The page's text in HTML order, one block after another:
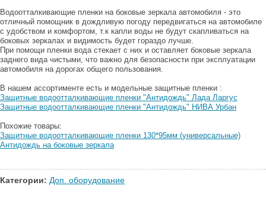
Водоотталкивающие пленки на боковые зеркала автомобиля - это
отличный помощник в дождливую погоду передвигаться на автомобиле
с удобством и комфортом, т.к капли воды не будут скапливаться на
боковых зеркалах и видимость будет гораздо лучше.
При помощи пленки вода стекает с них и оставляет боковые зеркала
заднего вида чистыми, что важно для безопасности при эксплуатации
автомобиля на дорогах общего пользования.
В нашем ассортименте есть и модельные защитные пленки :
Защитные водоотталкивающие пленки "Антидождь" Лада Ларгус
Защитные водоотталкивающие пленки "Антидождь" НИВА Урбан
Похожие товары:
Защитные водоотталкивающие пленки 130*95мм (универсальные)
Антидождь на боковые зеркала
Категории: Доп. оборудование